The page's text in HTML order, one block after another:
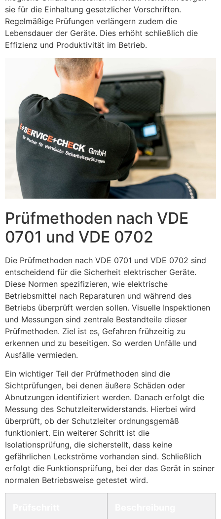
sie für die Einhaltung gesetzlicher Vorschriften.
Regelmäßige Prüfungen verlängern zudem die
Lebensdauer der Geräte. Dies erhöht schließlich die
Effizienz und Produktivität im Betrieb.
Prüfmethoden nach VDE
0701 und VDE 0702
Die Prüfmethoden nach VDE 0701 und VDE 0702 sind
entscheidend für die Sicherheit elektrischer Geräte.
Diese Normen spezifizieren, wie elektrische
Betriebsmittel nach Reparaturen und während des
Betriebs überprüft werden sollen. Visuelle Inspektionen
und Messungen sind zentrale Bestandteile dieser
Prüfmethoden. Ziel ist es, Gefahren frühzeitig zu
erkennen und zu beseitigen. So werden Unfälle und
Ausfälle vermieden.
Ein wichtiger Teil der Prüfmethoden sind die
Sichtprüfungen, bei denen äußere Schäden oder
Abnutzungen identifiziert werden. Danach erfolgt die
Messung des Schutzleiterwiderstands. Hierbei wird
überprüft, ob der Schutzleiter ordnungsgemäß
funktioniert. Ein weiterer Schritt ist die
Isolationsprüfung, die sicherstellt, dass keine
gefährlichen Leckströme vorhanden sind. Schließlich
erfolgt die Funktionsprüfung, bei der das Gerät in seiner
normalen Betriebsweise getestet wird.